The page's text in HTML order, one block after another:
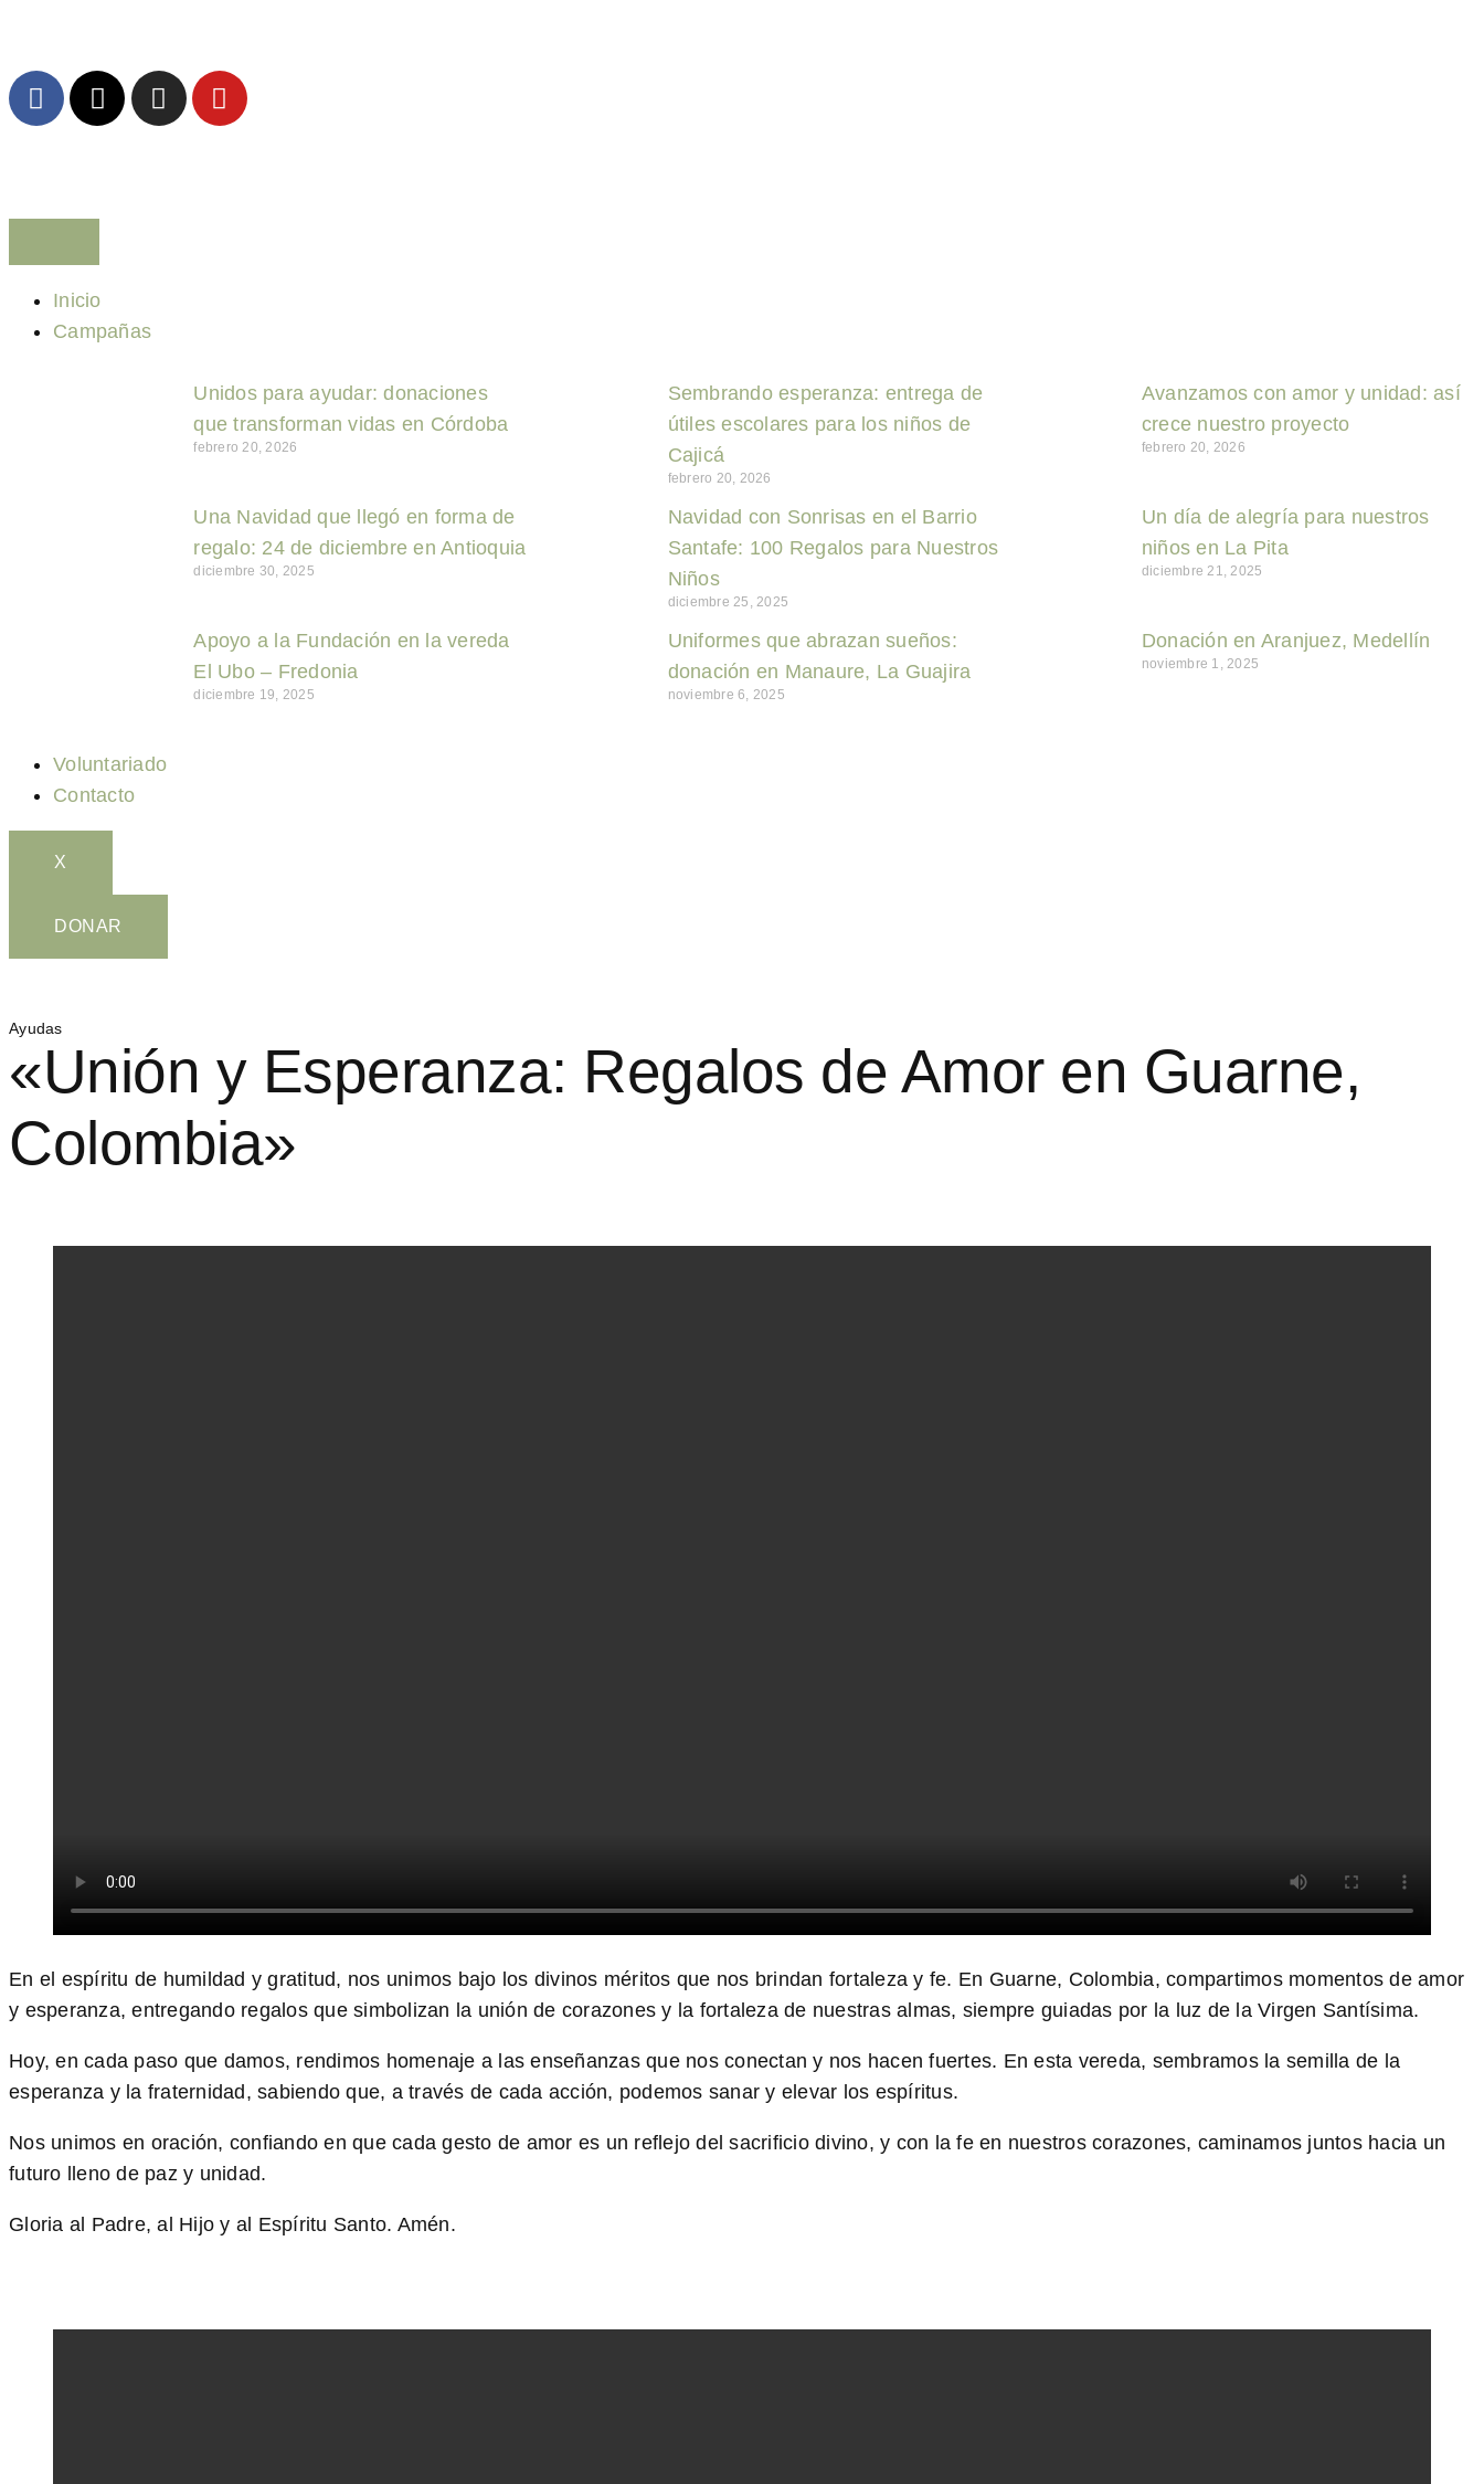
Inicio
Campañas
Unidos para ayudar: donaciones
que transforman vidas en Córdoba
febrero 20, 2026
Sembrando esperanza: entrega de
útiles escolares para los niños de
Cajicá
febrero 20, 2026
Avanzamos con amor y unidad: así
crece nuestro proyecto
febrero 20, 2026
Una Navidad que llegó en forma de
regalo: 24 de diciembre en Antioquia
diciembre 30, 2025
Navidad con Sonrisas en el Barrio
Santafe: 100 Regalos para Nuestros
Niños
diciembre 25, 2025
Un día de alegría para nuestros
niños en La Pita
diciembre 21, 2025
Apoyo a la Fundación en la vereda
El Ubo – Fredonia
diciembre 19, 2025
Uniformes que abrazan sueños:
donación en Manaure, La Guajira
noviembre 6, 2025
Donación en Aranjuez, Medellín
noviembre 1, 2025
Voluntariado
Contacto
X
DONAR
Ayudas
«Unión y Esperanza: Regalos de Amor en Guarne,
Colombia»
En el espíritu de humildad y gratitud, nos unimos bajo los divinos méritos que nos brindan fortaleza y fe. En Guarne, Colombia, compartimos momentos de amor
y esperanza, entregando regalos que simbolizan la unión de corazones y la fortaleza de nuestras almas, siempre guiadas por la luz de la Virgen Santísima.
Hoy, en cada paso que damos, rendimos homenaje a las enseñanzas que nos conectan y nos hacen fuertes. En esta vereda, sembramos la semilla de la
esperanza y la fraternidad, sabiendo que, a través de cada acción, podemos sanar y elevar los espíritus.
Nos unimos en oración, confiando en que cada gesto de amor es un reflejo del sacrificio divino, y con la fe en nuestros corazones, caminamos juntos hacia un
futuro lleno de paz y unidad.
Gloria al Padre, al Hijo y al Espíritu Santo. Amén.